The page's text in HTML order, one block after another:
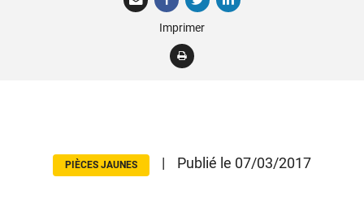
Nous soutenir
Imprimer
PIÈCES JAUNES | Publié le 07/03/2017